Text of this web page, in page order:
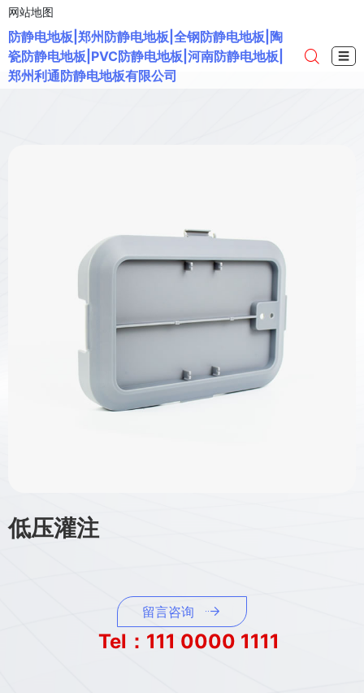
网站地图
防静电地板|郑州防静电地板|全钢防静电地板|陶
瓷防静电地板|PVC防静电地板|河南防静电地板|
郑州利通防静电地板有限公司
☰
低压灌注
留言咨询
Tel：111 0000 1111